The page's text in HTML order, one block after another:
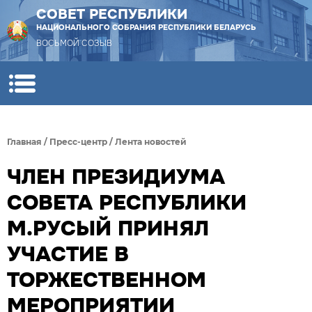
СОВЕТ РЕСПУБЛИКИ
НАЦИОНАЛЬНОГО СОБРАНИЯ РЕСПУБЛИКИ БЕЛАРУСЬ
ВОСЬМОЙ СОЗЫВ
Главная / Пресс-центр / Лента новостей
ЧЛЕН ПРЕЗИДИУМА
СОВЕТА РЕСПУБЛИКИ
М.РУСЫЙ ПРИНЯЛ
УЧАСТИЕ В
ТОРЖЕСТВЕННОМ
МЕРОПРИЯТИИ